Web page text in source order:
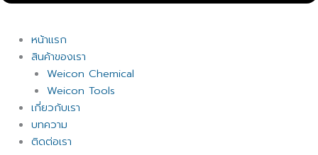
หน้าแรก
สินค้าของเรา
Weicon Chemical
Weicon Tools
เกี่ยวกับเรา
บทความ
ติดต่อเรา